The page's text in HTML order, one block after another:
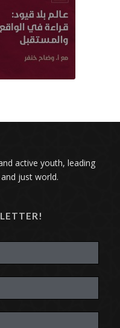
active youth, leading
just world.